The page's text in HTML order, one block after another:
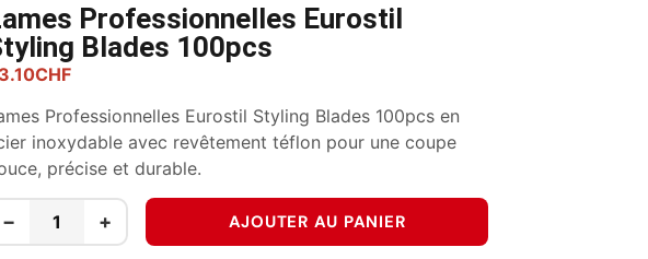
Professionnelles Eurostil
Blades 100pcs
CHF
Professionnelles Eurostil Styling Blades 100pcs en
inoxydable avec revêtement téflon pour une coupe
précise et durable.
− + AJOUTER AU PANIER